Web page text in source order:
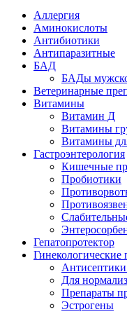
Аллергия
Аминокислоты
Антибиотики
Антипаразитные
БАД
БАДы
Ветеринарные
Витамины
Витамин Д
Витамины
Витамины
Гастроэнтерология
Кишечные
Пробиотики
Гепатопротектор
Гинекологические
Для
Препараты
Эстрогены